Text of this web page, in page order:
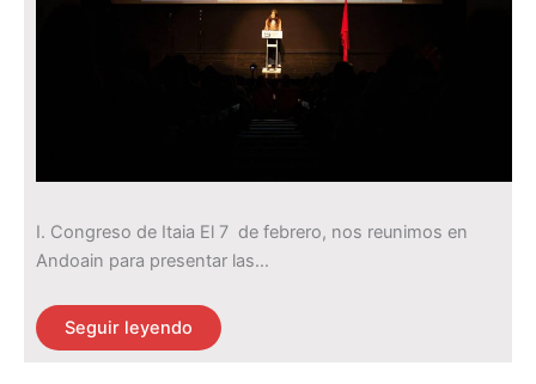
I. Congreso de Itaia El 7 de febrero, nos reunimos en
Andoain para presentar las…
Seguir leyendo